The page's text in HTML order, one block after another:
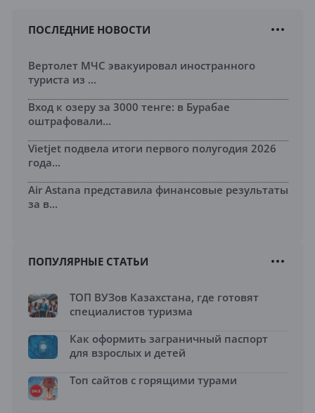
ПОСЛЕДНИЕ НОВОСТИ
Вертолет МЧС эвакуировал иностранного
туриста из ...
Вход к озеру за 3000 тенге: в Бурабае
оштрафовали...
Vietjet подвела итоги первого полугодия 2026
года...
Air Astana представила финансовые результаты
за в...
ПОПУЛЯРНЫЕ СТАТЬИ
ТОП ВУЗов Казахстана, где готовят
специалистов туризма
Как оформить заграничный паспорт
для взрослых и детей
Топ сайтов с горящими турами